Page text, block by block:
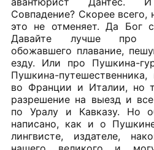
Совпадение? Скорее всего,
это не отменяет. Да Бог
Давайте лучше про
обожавшего плавание,
езду. Или про Пушкина-
Пушкина-
во Франции и Италии, но
разрешение на выезд и
по Уралу и Кавказу. Но
написано, как и о
лингвисте, издателе,